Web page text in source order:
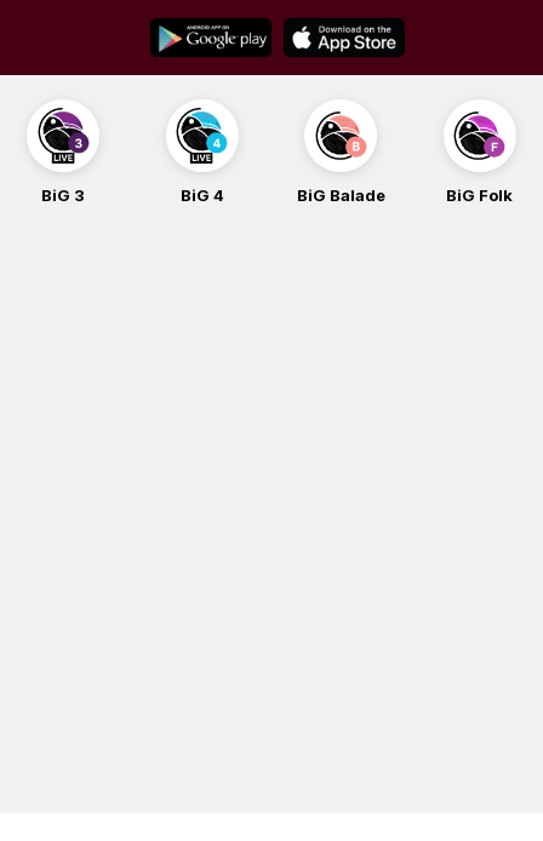
content
BiG 3 BiG 4 BiG Balade BiG Folk